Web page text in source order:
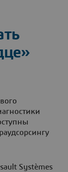
Systèmes